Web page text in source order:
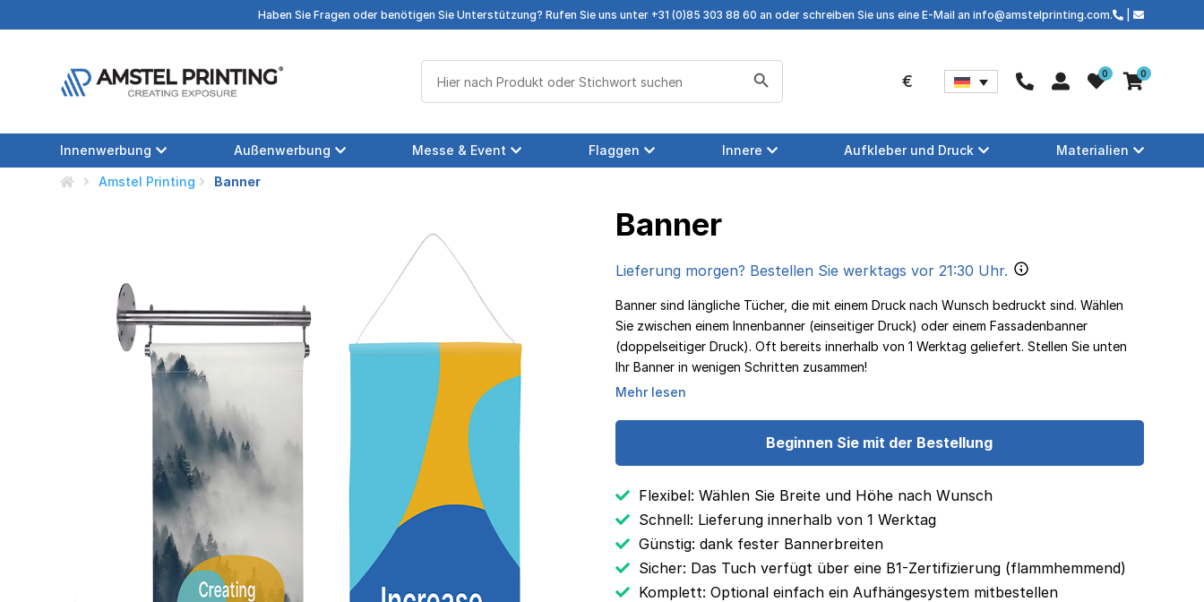
Haben Sie Fragen oder benötigen Sie Unterstützung? Rufen Sie uns unter +31 (0)85 303 88 60 an oder schreiben Sie uns eine E-Mail an info@amstelprinting.com.
nach:
Search Button
€ 0 0
Innenwerbung Außenwerbung Messe & Event Flaggen Innere Aufkleber und Druck Materialien
Amstel Printing Banner
Banner
Lieferung morgen? Bestellen Sie werktags vor 21:30 Uhr.
Banner sind längliche Tücher, die mit einem Druck nach Wunsch bedruckt sind. Wählen
Sie zwischen einem Innenbanner (einseitiger Druck) oder einem Fassadenbanner
(doppelseitiger Druck). Oft bereits innerhalb von 1 Werktag geliefert. Stellen Sie unten
Ihr Banner in wenigen Schritten zusammen!
Mehr lesen
Beginnen Sie mit der Bestellung
Flexibel: Wählen Sie Breite und Höhe nach Wunsch
Schnell: Lieferung innerhalb von 1 Werktag
Günstig: dank fester Bannerbreiten
Sicher: Das Tuch verfügt über eine B1-Zertifizierung (flammhemmend)
Komplett: Optional einfach ein Aufhängesystem mitbestellen